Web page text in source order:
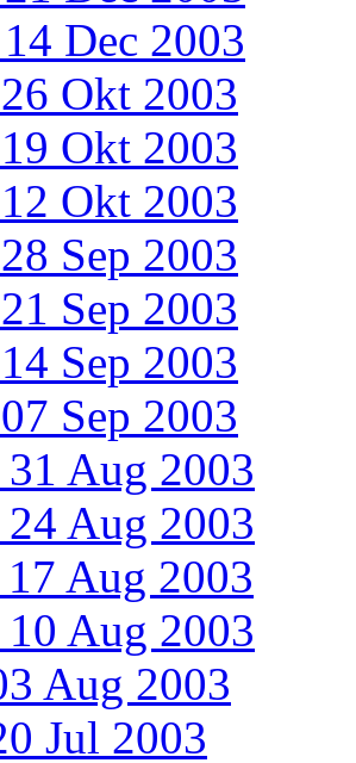
Dec 2003
Okt 2003
Okt 2003
Okt 2003
Sep 2003
Sep 2003
Sep 2003
Sep 2003
Aug 2003
Aug 2003
Aug 2003
Aug 2003
Aug 2003
Jul 2003